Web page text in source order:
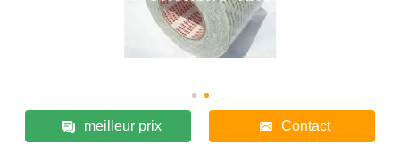
meilleur prix Contact